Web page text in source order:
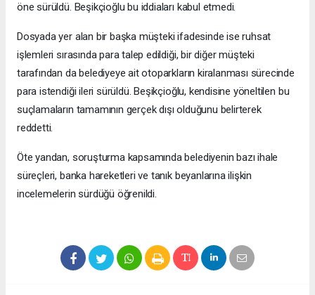
öne sürüldü. Beşikçioğlu bu iddiaları kabul etmedi.
Dosyada yer alan bir başka müşteki ifadesinde ise ruhsat
işlemleri sırasında para talep edildiği, bir diğer müşteki
tarafından da belediyeye ait otoparkların kiralanması sürecinde
para istendiği ileri sürüldü. Beşikçioğlu, kendisine yöneltilen bu
suçlamaların tamamının gerçek dışı olduğunu belirterek
reddetti.
Öte yandan, soruşturma kapsamında belediyenin bazı ihale
süreçleri, banka hareketleri ve tanık beyanlarına ilişkin
incelemelerin sürdüğü öğrenildi.